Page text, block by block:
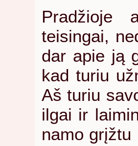
Pradžioje
teisingai,
dar apie ją
kad turiu
Aš turiu
ilgai ir
namo